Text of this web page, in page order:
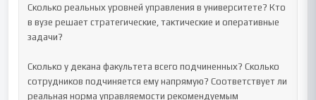
Сколько реальных уровней управления в университете? Кто
в вузе решает стратегические, тактические и оперативные
задачи?
Сколько у декана факультета всего подчиненных? Сколько
сотрудников подчиняется ему напрямую? Соответствует ли
реальная норма управляемости рекомендуемым